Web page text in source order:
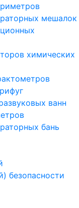
мешалок
химических
ванн
бань
безопасности